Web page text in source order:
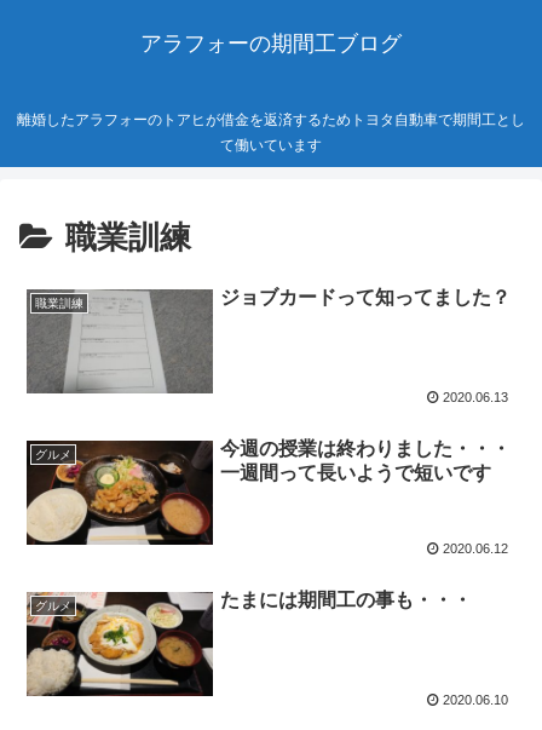
アラフォーの期間工ブログ
離婚したアラフォーのトアヒが借金を返済するためトヨタ自動車で期間工とし
て働いています
職業訓練
職業訓練 ジョブカードって知ってました？
2020.06.13
グルメ
今週の授業は終わりました・・・
一週間って長いようで短いです
2020.06.12
グルメ たまには期間工の事も・・・
2020.06.10